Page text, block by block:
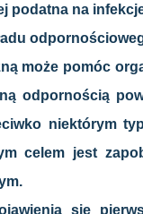
podatna na
może pomóc
odpornością
niektórym
celem jest
się